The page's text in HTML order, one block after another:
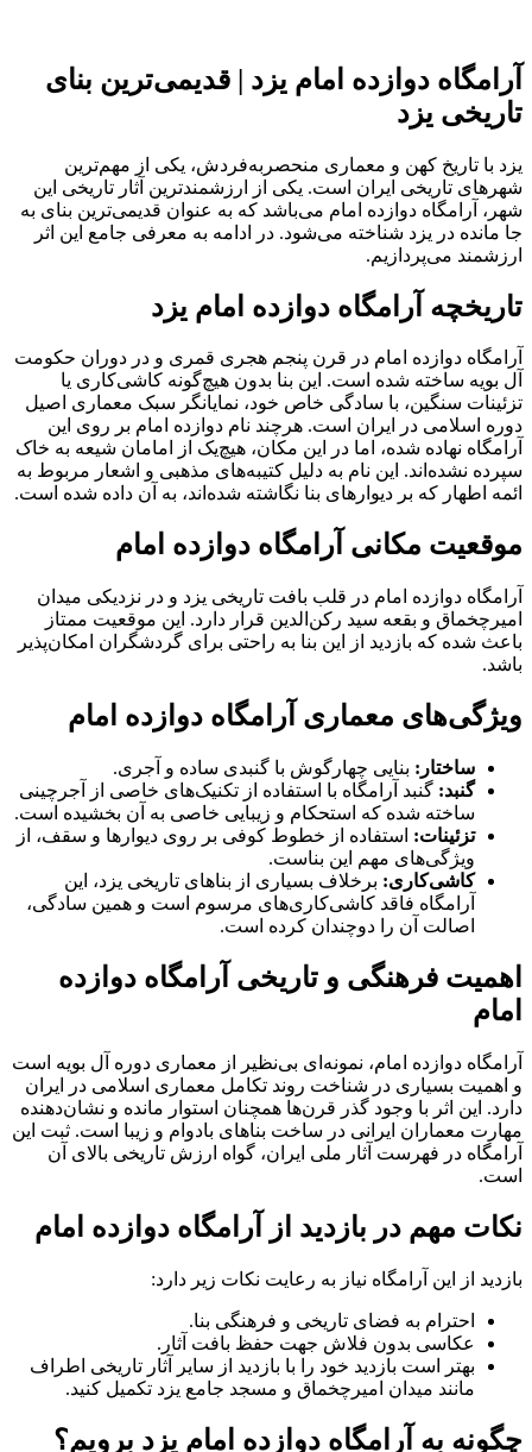
آرامگاه دوازده امام یزد | قدیمی‌ترین بنای
تاریخی یزد
یزد با تاریخ کهن و معماری منحصربه‌فردش، یکی از مهم‌ترین
شهرهای تاریخی ایران است. یکی از ارزشمندترین آثار تاریخی این
شهر، آرامگاه دوازده امام می‌باشد که به عنوان قدیمی‌ترین بنای به
جا مانده در یزد شناخته می‌شود. در ادامه به معرفی جامع این اثر
ارزشمند می‌پردازیم.
تاریخچه آرامگاه دوازده امام یزد
آرامگاه دوازده امام در قرن پنجم هجری قمری و در دوران حکومت
آل بویه ساخته شده است. این بنا بدون هیچ‌گونه کاشی‌کاری یا
تزئینات سنگین، با سادگی خاص خود، نمایانگر سبک معماری اصیل
دوره اسلامی در ایران است. هرچند نام دوازده امام بر روی این
آرامگاه نهاده شده، اما در این مکان، هیچ‌یک از امامان شیعه به خاک
سپرده نشده‌اند. این نام به دلیل کتیبه‌های مذهبی و اشعار مربوط به
ائمه اطهار که بر دیوارهای بنا نگاشته شده‌اند، به آن داده شده است.
موقعیت مکانی آرامگاه دوازده امام
آرامگاه دوازده امام در قلب بافت تاریخی یزد و در نزدیکی میدان
امیرچخماق و بقعه سید رکن‌الدین قرار دارد. این موقعیت ممتاز
باعث شده که بازدید از این بنا به راحتی برای گردشگران امکان‌پذیر
باشد.
ویژگی‌های معماری آرامگاه دوازده امام
ساختار: بنایی چهارگوش با گنبدی ساده و آجری.
گنبد: گنبد آرامگاه با استفاده از تکنیک‌های خاصی از آجرچینی
ساخته شده که استحکام و زیبایی خاصی به آن بخشیده است.
تزئینات: استفاده از خطوط کوفی بر روی دیوارها و سقف، از
ویژگی‌های مهم این بناست.
کاشی‌کاری: برخلاف بسیاری از بناهای تاریخی یزد، این
آرامگاه فاقد کاشی‌کاری‌های مرسوم است و همین سادگی،
اصالت آن را دوچندان کرده است.
اهمیت فرهنگی و تاریخی آرامگاه دوازده
امام
آرامگاه دوازده امام، نمونه‌ای بی‌نظیر از معماری دوره آل بویه است
و اهمیت بسیاری در شناخت روند تکامل معماری اسلامی در ایران
دارد. این اثر با وجود گذر قرن‌ها همچنان استوار مانده و نشان‌دهنده
مهارت معماران ایرانی در ساخت بناهای بادوام و زیبا است. ثبت این
آرامگاه در فهرست آثار ملی ایران، گواه ارزش تاریخی بالای آن
است.
نکات مهم در بازدید از آرامگاه دوازده امام
بازدید از این آرامگاه نیاز به رعایت نکات زیر دارد:
احترام به فضای تاریخی و فرهنگی بنا.
عکاسی بدون فلاش جهت حفظ بافت آثار.
بهتر است بازدید خود را با بازدید از سایر آثار تاریخی اطراف
مانند میدان امیرچخماق و مسجد جامع یزد تکمیل کنید.
چگونه به آرامگاه دوازده امام یزد برویم؟